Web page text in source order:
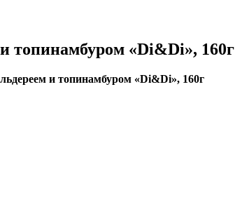
топинамбуром «Di&Di», 160г
и топинамбуром «Di&Di», 160г